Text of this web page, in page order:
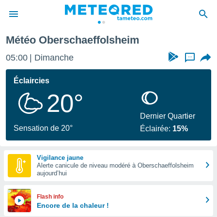
de
Météo Oberschaeffolsheim
05:00 Dimanche ...
Éclaircies
20°
Sensation de 20°
Dernier Quartier
Éclairée: 15%
Vigilance jaune
Alerte canicule de niveau modéré à Oberschaeffolsheim
aujourd’hui
Flash info
Encore de la chaleur !